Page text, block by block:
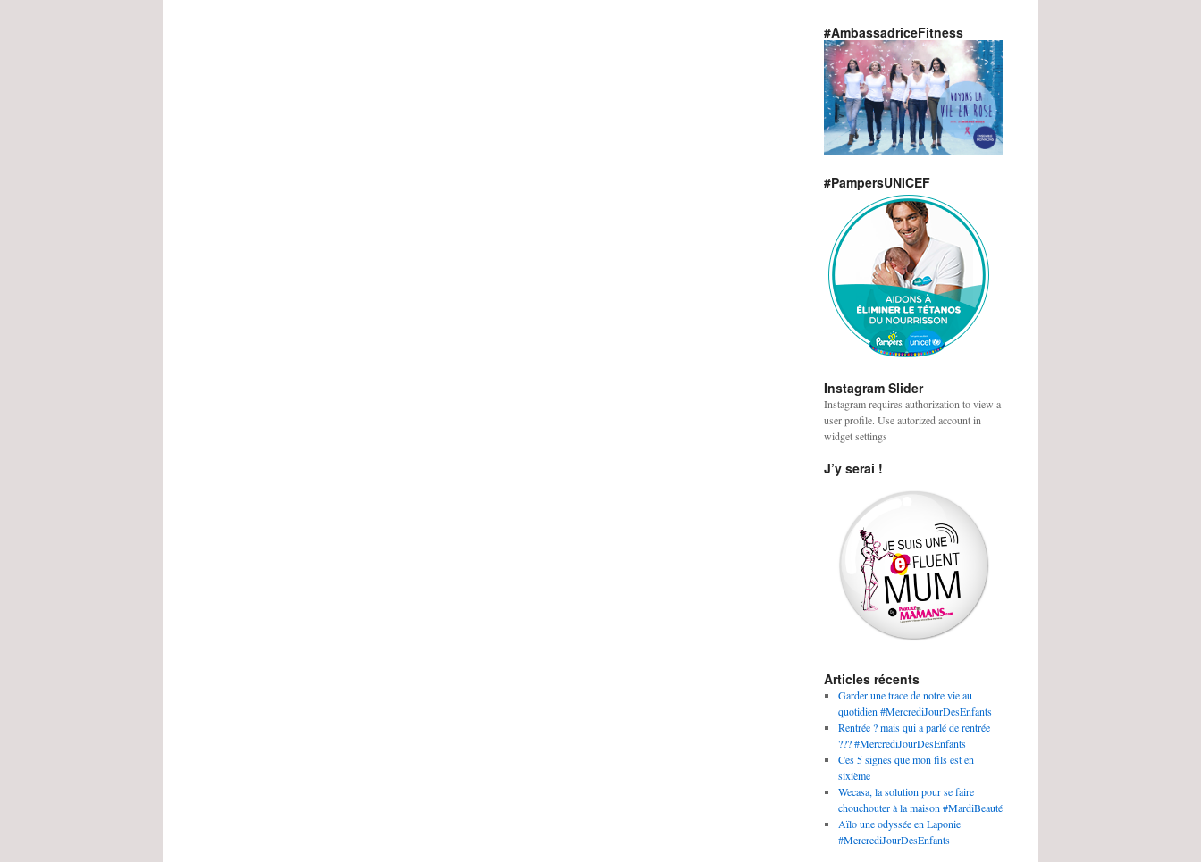
#AmbassadriceFitness
#PampersUNICEF
Instagram Slider
Instagram requires authorization to view a
user profile. Use autorized account in
widget settings
J’y serai !
Articles récents
Garder une trace de notre vie au
quotidien #MercrediJourDesEnfants
Rentrée ? mais qui a parlé de rentrée
??? #MercrediJourDesEnfants
Ces 5 signes que mon fils est en
sixième
Wecasa, la solution pour se faire
chouchouter à la maison #MardiBeauté
Aïlo une odyssée en Laponie
#MercrediJourDesEnfants